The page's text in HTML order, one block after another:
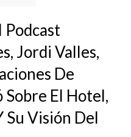
Podcast
Jordi Valles,
De
Sobre El Hotel,
Su Visión Del